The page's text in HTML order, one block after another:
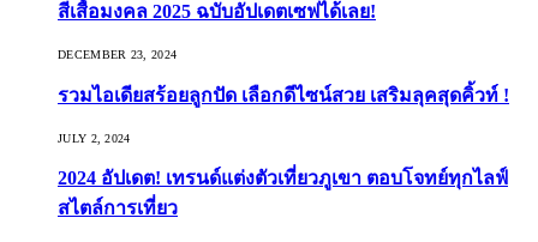
สีเสื้อมงคล 2025 ฉบับอัปเดตเซฟได้เลย!
DECEMBER 23, 2024
รวมไอเดียสร้อยลูกปัด เลือกดีไซน์สวย เสริมลุคสุดคิ้วท์ !
JULY 2, 2024
2024 อัปเดต! เทรนด์แต่งตัวเที่ยวภูเขา ตอบโจทย์ทุกไลฟ์
สไตล์การเที่ยว